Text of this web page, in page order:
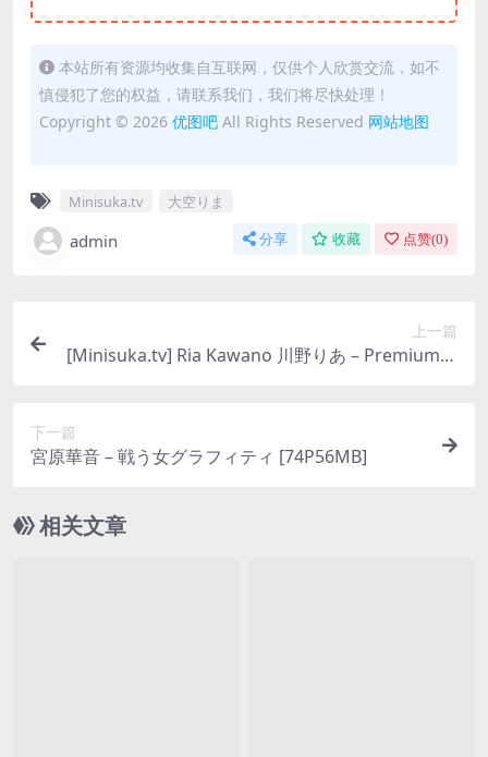
本站所有资源均收集自互联网，仅供个人欣赏交流，如不
慎侵犯了您的权益，请联系我们，我们将尽快处理！
Copyright © 2026 优图吧 All Rights Reserved 网站地图
Minisuka.tv 大空りま
admin 分享 收藏 点赞(0)
上一篇
[Minisuka.tv] Ria Kawano 川野りあ – Premium G
下一篇
宮原華音 – 戦う女グラフィティ [74P56MB]
相关文章